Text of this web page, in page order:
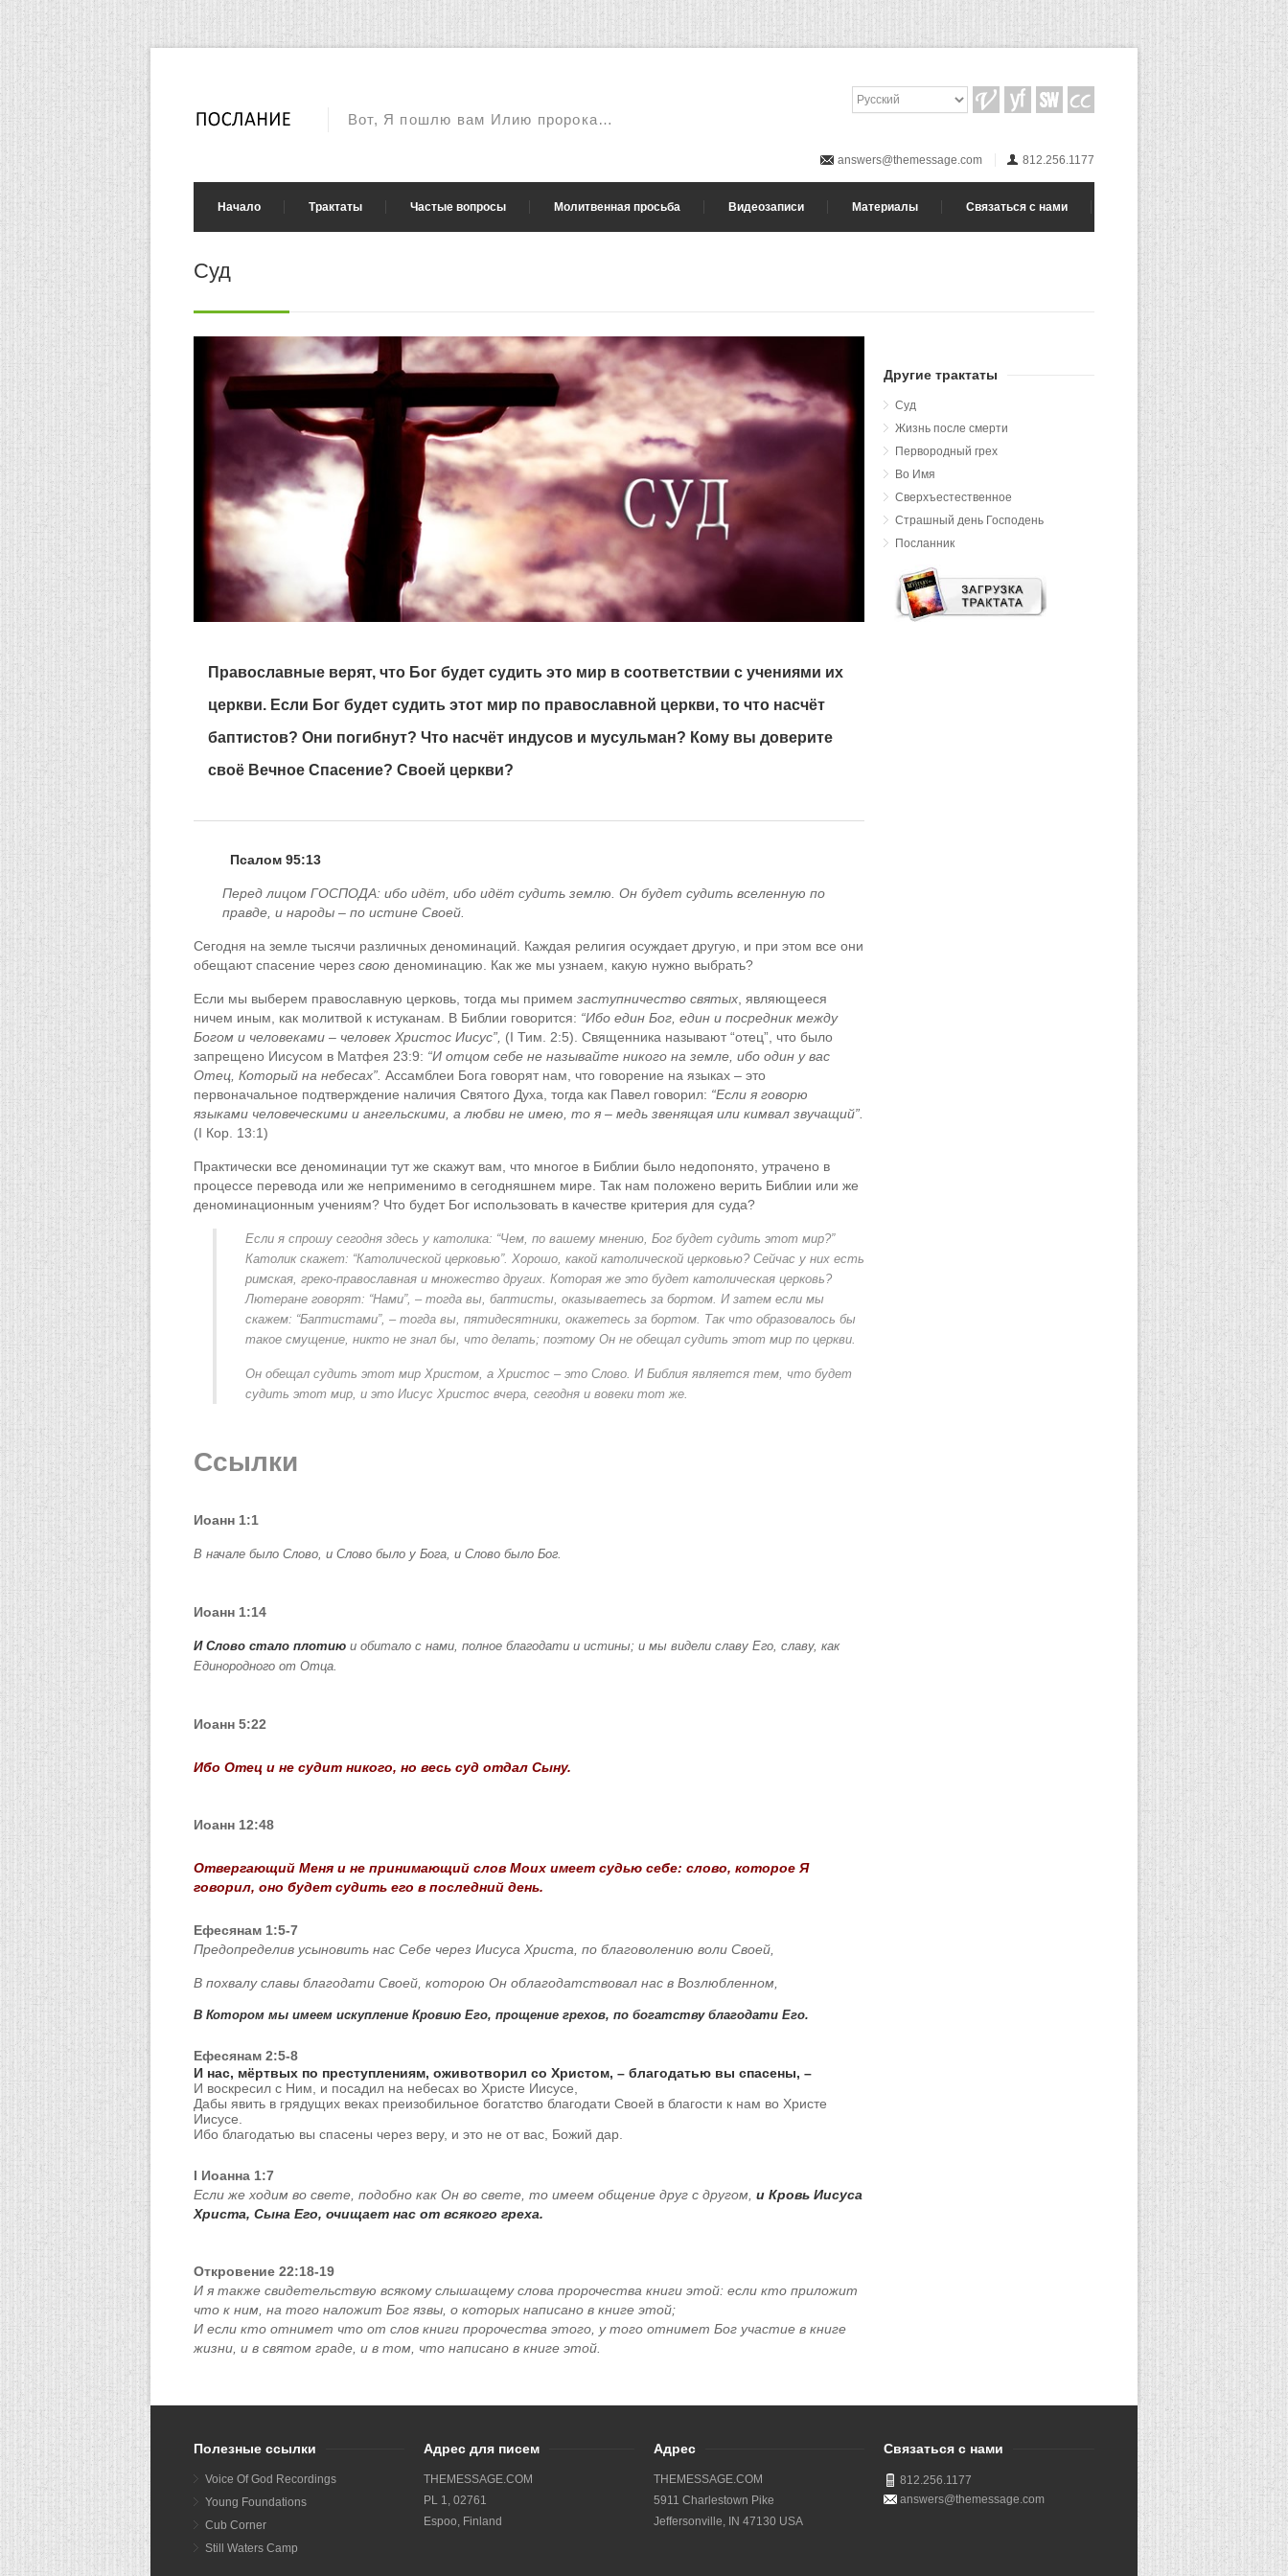
Вот, Я пошлю вам Илию пророка…
answers@themessage.com 812.256.1177
Начало Трактаты Частые вопросы Молитвенная просьба Видеозаписи Материалы Связаться с нами
Суд
Православные верят, что Бог будет судить это мир в соответствии с учениями их
церкви. Если Бог будет судить этот мир по православной церкви, то что насчёт
баптистов? Они погибнут? Что насчёт индусов и мусульман? Кому вы доверите
своё Вечное Спасение? Своей церкви?
Псалом 95:13
Перед лицом ГОСПОДА: ибо идёт, ибо идёт судить землю. Он будет судить вселенную по
правде, и народы – по истине Своей.
Сегодня на земле тысячи различных деноминаций. Каждая религия осуждает другую, и при этом все они
обещают спасение через свою деноминацию. Как же мы узнаем, какую нужно выбрать?
Если мы выберем православную церковь, тогда мы примем заступничество святых , являющееся
ничем иным, как молитвой к истуканам. В Библии говорится: “Ибо един Бог, един и посредник между
Богом и человеками – человек Христос Иисус”, (I Тим. 2:5). Священника называют “отец”, что было
запрещено Иисусом в Матфея 23:9: “И отцом себе не называйте никого на земле, ибо один у вас
Отец, Который на небесах”. Ассамблеи Бога говорят нам, что говорение на языках – это
первоначальное подтверждение наличия Святого Духа, тогда как Павел говорил: “Если я говорю
языками человеческими и ангельскими, а любви не имею, то я – медь звенящая или кимвал звучащий”.
(I Кор. 13:1)
Практически все деноминации тут же скажут вам, что многое в Библии было недопонято, утрачено в
процессе перевода или же неприменимо в сегодняшнем мире. Так нам положено верить Библии или же
деноминационным учениям? Что будет Бог использовать в качестве критерия для суда?
Если я спрошу сегодня здесь у католика: “Чем, по вашему мнению, Бог будет судить этот мир?”
Католик скажет: “Католической церковью”. Хорошо, какой католической церковью? Сейчас у них есть
римская, греко-православная и множество других. Которая же это будет католическая церковь?
Лютеране говорят: “Нами”, – тогда вы, баптисты, оказываетесь за бортом. И затем если мы
скажем: “Баптистами”, – тогда вы, пятидесятники, окажетесь за бортом. Так что образовалось бы
такое смущение, никто не знал бы, что делать; поэтому Он не обещал судить этот мир по церкви.
Он обещал судить этот мир Христом, а Христос – это Слово. И Библия является тем, что будет
судить этот мир, и это Иисус Христос вчера, сегодня и вовеки тот же.
Ссылки
Иоанн 1:1
В начале было Слово, и Слово было у Бога, и Слово было Бог.
Иоанн 1:14
И Слово стало плотию и обитало с нами, полное благодати и истины; и мы видели славу Его, славу, как
Единородного от Отца.
Иоанн 5:22
Ибо Отец и не судит никого, но весь суд отдал Сыну.
Иоанн 12:48
Отвергающий Меня и не принимающий слов Моих имеет судью себе: слово, которое Я
говорил, оно будет судить его в последний день.
Ефесянам 1:5-7
Предопределив усыновить нас Себе через Иисуса Христа, по благоволению воли Своей,
В похвалу славы благодати Своей, которою Он облагодатствовал нас в Возлюбленном,
В Котором мы имеем искупление Кровию Его, прощение грехов, по богатству благодати Его.
Ефесянам 2:5-8
И нас, мёртвых по преступлениям, оживотворил со Христом, – благодатью вы спасены, –
И воскресил с Ним, и посадил на небесах во Христе Иисусе,
Дабы явить в грядущих веках преизобильное богатство благодати Своей в благости к нам во Христе
Иисусе.
Ибо благодатью вы спасены через веру, и это не от вас, Божий дар.
I Иоанна 1:7
Если же ходим во свете, подобно как Он во свете, то имеем общение друг с другом, и Кровь Иисуса
Христа, Сына Его, очищает нас от всякого греха.
Откровение 22:18-19
И я также свидетельствую всякому слышащему слова пророчества книги этой: если кто приложит
что к ним, на того наложит Бог язвы, о которых написано в книге этой;
И если кто отнимет что от слов книги пророчества этого, у того отнимет Бог участие в книге
жизни, и в святом граде, и в том, что написано в книге этой.
Другие трактаты
Суд
Жизнь после смерти
Первородный грех
Во Имя
Сверхъестественное
Страшный день Господень
Посланник
Полезные ссылки
Voice Of God Recordings
Young Foundations
Cub Corner
Still Waters Camp
Адрес для писем
THEMESSAGE.COM
PL 1, 02761
Espoo, Finland
Адрес
THEMESSAGE.COM
5911 Charlestown Pike
Jeffersonville, IN 47130 USA
Связаться с нами
812.256.1177
answers@themessage.com